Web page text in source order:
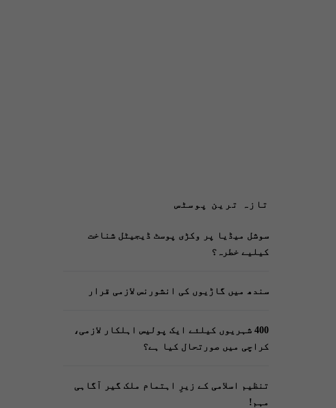
تازہ ترین پوسٹس
سوشل میڈیا پر وکڑی پوسٹ ڈیجیٹل شناخت
کیلیے خطرہ؟
سندھ میں گاڑیوں کی انشورنس لازمی قرار
400 شہریوں کیلئے ایک پولیس اہلکار لازمی،
کراچی میں صورتحال کیا ہے؟
تنظیم اسلامی کے زیرِ اہتمام ملک گیر آگاہی
مہم!